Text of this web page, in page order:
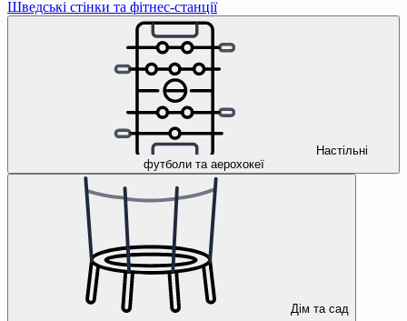
Шведські стінки та фітнес-станції
Настільні
футболи та аерохокеї
Дім та сад